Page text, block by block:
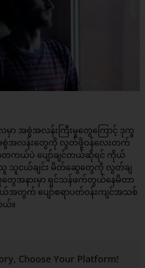
အစွဲအလန်းကြီးမှုတွေကြောင့် ဒုက္ခ
အစွဲအလန်းတွေကို လွတ်ဖို့ဝန်လေးတက်
တကယ်ပဲ ပျော်ချင်တယ်ဆိုရင် ကိုယ်
သူ သူငယ်ချင်း မိတ်ဆွေတွေကို လွတ်ချ
ေအနားမှာ ရှင်သန်ဖက်တွယ်နေမိတာ
က် ပျော်စရာပတ်ဝန်းကျင်အသစ်
ယ်။
Choose Your Platform!